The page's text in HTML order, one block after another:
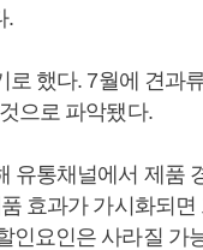
.
했다. 7월에 견과
으로 파악됐다.
유통채널에서 제품
효과가 가시화되
인요인은 사라질 가